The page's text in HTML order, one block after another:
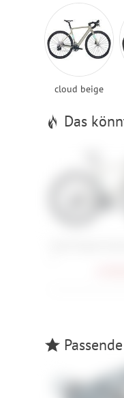
cloud beige
Das